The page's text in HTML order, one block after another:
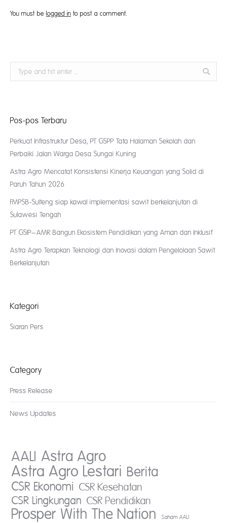
You must be logged in to post a comment.
Search:
Pos-pos Terbaru
Perkuat Infrastruktur Desa, PT GSPP Tata Halaman Sekolah dan
Perbaiki Jalan Warga Desa Sungai Kuning
Astra Agro Mencatat Konsistensi Kinerja Keuangan yang Solid di
Paruh Tahun 2026
FMPSB-Sulteng siap kawal implementasi sawit berkelanjutan di
Sulawesi Tengah
PT GSIP–AMR Bangun Ekosistem Pendidikan yang Aman dan Inklusif
Astra Agro Terapkan Teknologi dan Inovasi dalam Pengelolaan Sawit
Berkelanjutan
Kategori
Siaran Pers
Category
Press Release
News Updates
AALI Astra Agro
Astra Agro Lestari Berita
CSR Ekonomi CSR Kesehatan
CSR Lingkungan CSR Pendidikan
Prosper With The Nation Saham AALI